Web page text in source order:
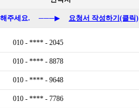
주세요. ───▶ 요청서 작성하기(클릭)